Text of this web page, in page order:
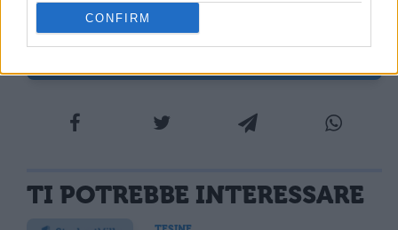
CONFIRM
Scarica il contenuto
TI POTREBBE INTERESSARE